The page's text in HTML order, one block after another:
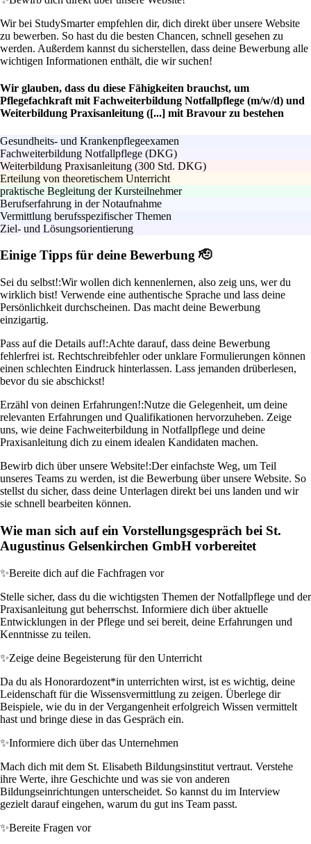
Wir bei StudySmarter empfehlen dir, dich direkt über unsere Website
zu bewerben. So hast du die besten Chancen, schnell gesehen zu
werden. Außerdem kannst du sicherstellen, dass deine Bewerbung alle
wichtigen Informationen enthält, die wir suchen!
Wir glauben, dass du diese Fähigkeiten brauchst, um
Pflegefachkraft mit Fachweiterbildung Notfallpflege (m/w/d) und
Weiterbildung Praxisanleitung ([...] mit Bravour zu bestehen
Gesundheits- und Krankenpflegeexamen
Fachweiterbildung Notfallpflege (DKG)
Weiterbildung Praxisanleitung (300 Std. DKG)
Erteilung von theoretischem Unterricht
praktische Begleitung der Kursteilnehmer
Berufserfahrung in der Notaufnahme
Vermittlung berufsspezifischer Themen
Ziel- und Lösungsorientierung
Einige Tipps für deine Bewerbung 🫡
Sei du selbst!:Wir wollen dich kennenlernen, also zeig uns, wer du
wirklich bist! Verwende eine authentische Sprache und lass deine
Persönlichkeit durchscheinen. Das macht deine Bewerbung
einzigartig.
Pass auf die Details auf!:Achte darauf, dass deine Bewerbung
fehlerfrei ist. Rechtschreibfehler oder unklare Formulierungen können
einen schlechten Eindruck hinterlassen. Lass jemanden drüberlesen,
bevor du sie abschickst!
Erzähl von deinen Erfahrungen!:Nutze die Gelegenheit, um deine
relevanten Erfahrungen und Qualifikationen hervorzuheben. Zeige
uns, wie deine Fachweiterbildung in Notfallpflege und deine
Praxisanleitung dich zu einem idealen Kandidaten machen.
Bewirb dich über unsere Website!:Der einfachste Weg, um Teil
unseres Teams zu werden, ist die Bewerbung über unsere Website. So
stellst du sicher, dass deine Unterlagen direkt bei uns landen und wir
sie schnell bearbeiten können.
Wie man sich auf ein Vorstellungsgespräch bei St.
Augustinus Gelsenkirchen GmbH vorbereitet
✨Bereite dich auf die Fachfragen vor
Stelle sicher, dass du die wichtigsten Themen der Notfallpflege und der
Praxisanleitung gut beherrschst. Informiere dich über aktuelle
Entwicklungen in der Pflege und sei bereit, deine Erfahrungen und
Kenntnisse zu teilen.
✨Zeige deine Begeisterung für den Unterricht
Da du als Honorardozent*in unterrichten wirst, ist es wichtig, deine
Leidenschaft für die Wissensvermittlung zu zeigen. Überlege dir
Beispiele, wie du in der Vergangenheit erfolgreich Wissen vermittelt
hast und bringe diese in das Gespräch ein.
✨Informiere dich über das Unternehmen
Mach dich mit dem St. Elisabeth Bildungsinstitut vertraut. Verstehe
ihre Werte, ihre Geschichte und was sie von anderen
Bildungseinrichtungen unterscheidet. So kannst du im Interview
gezielt darauf eingehen, warum du gut ins Team passt.
✨Bereite Fragen vor